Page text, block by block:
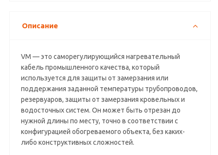
Описание
VM — это саморегулирующийся нагревательный
кабель промышленного качества, который
используется для защиты от замерзания или
поддержания заданной температуры трубопроводов,
резервуаров, защиты от замерзания кровельных и
водосточных систем. Он может быть отрезан до
нужной длины по месту, точно в соответствии с
конфигурацией обогреваемого объекта, без каких-
либо конструктивных сложностей.